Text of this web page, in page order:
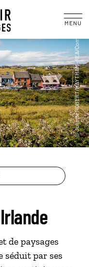
MENU
de paysages
séduit par ses